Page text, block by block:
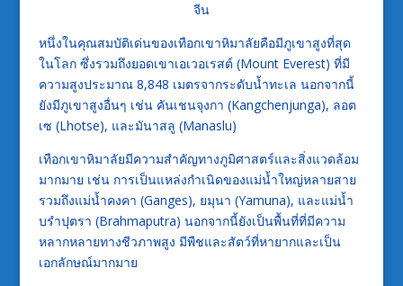
จีน
หนึ่งในคุณสมบัติเด่นของเทือกเขาหิมาลัยคือมีภูเขาสูงที่สุด
ในโลก ซึ่งรวมถึงยอดเขาเอเวอเรสต์ (Mount Everest) ที่มี
ความสูงประมาณ 8,848 เมตรจากระดับน้ำทะเล นอกจากนี้
ยังมีภูเขาสูงอื่นๆ เช่น คันเชนจุงกา (Kangchenjunga), ลอต
เซ (Lhotse), และมันาสลู (Manaslu)
เทือกเขาหิมาลัยมีความสำคัญทางภูมิศาสตร์และสิ่งแวดล้อม
มากมาย เช่น การเป็นแหล่งกำเนิดของแม่น้ำใหญ่หลายสาย
รวมถึงแม่น้ำคงคา (Ganges), ยมุนา (Yamuna), และแม่น้ำ
บรำปุตรา (Brahmaputra) นอกจากนี้ยังเป็นพื้นที่ที่มีความ
หลากหลายทางชีวภาพสูง มีพืชและสัตว์ที่หายากและเป็น
เอกลักษณ์มากมาย